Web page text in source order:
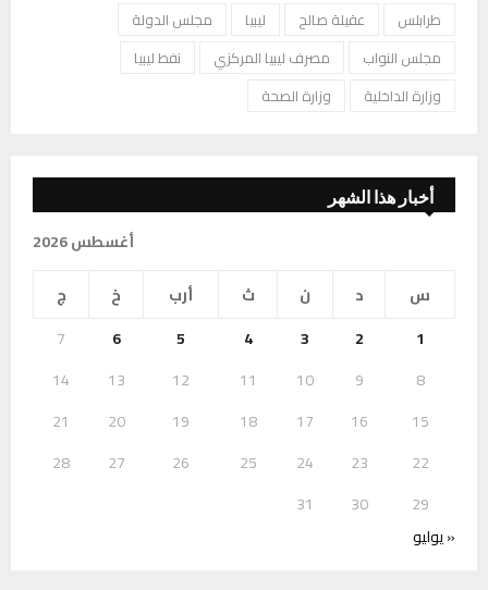
طرابلس
عقيلة صالح ليبيا
مجلس الدولة
مجلس النواب
مصرف ليبيا المركزي
نفط ليبيا
وزارة الداخلية
وزارة الصحة
أخبار هذا الشهر
أغسطس 2026
س
د ن ث أرب خ
ج
1
2
3
4
5
6
7
8
9
10
11
12
13
14
15
16
17
18
19
20
21
22
23
24
25
26
27
28
29
30
31
« يوليو